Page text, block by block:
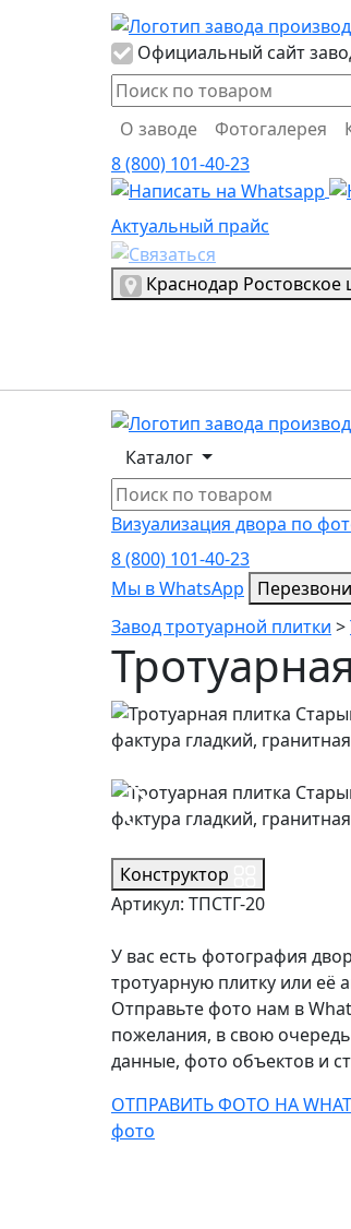
Логотип Propress
Официальный сайт
О заводе Фотогалерея
8 (800) 101-40-23
Актуальный прайс
Актуальный прайс
Выбрать город
Краснодар Ростовское
Логотип, переход на
Каталог
Визуализация двора по
8 (800) 101-40-23
Мы в WhatsApp
Мы в
Завод тротуарной плитки >
Конструктор
Артикул: ТПСТГ-20
У вас есть фотография
тротуарную плитку или
Отправьте фото нам в
пожелания, в свою
данные, фото объектов и
ОТПРАВИТЬ ФОТО НА
фото